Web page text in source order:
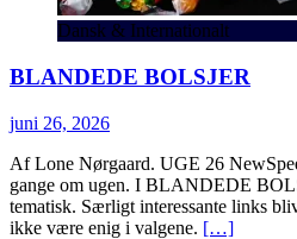
Dansk & Internationalt
BLANDEDE BOLSJER
juni 26, 2026
Af Lone Nørgaard. UGE 26
gange om ugen. I BLANDEDE
tematisk. Særligt interessante links
ikke være enig i valgene. […]